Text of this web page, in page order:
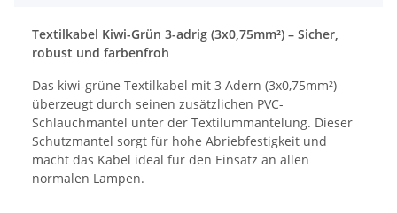
Textilkabel Kiwi-Grün 3-adrig (3x0,75mm²) – Sicher,
robust und farbenfroh
Das kiwi-grüne Textilkabel mit 3 Adern (3x0,75mm²)
überzeugt durch seinen zusätzlichen PVC-
Schlauchmantel unter der Textilummantelung. Dieser
Schutzmantel sorgt für hohe Abriebfestigkeit und
macht das Kabel ideal für den Einsatz an allen
normalen Lampen.